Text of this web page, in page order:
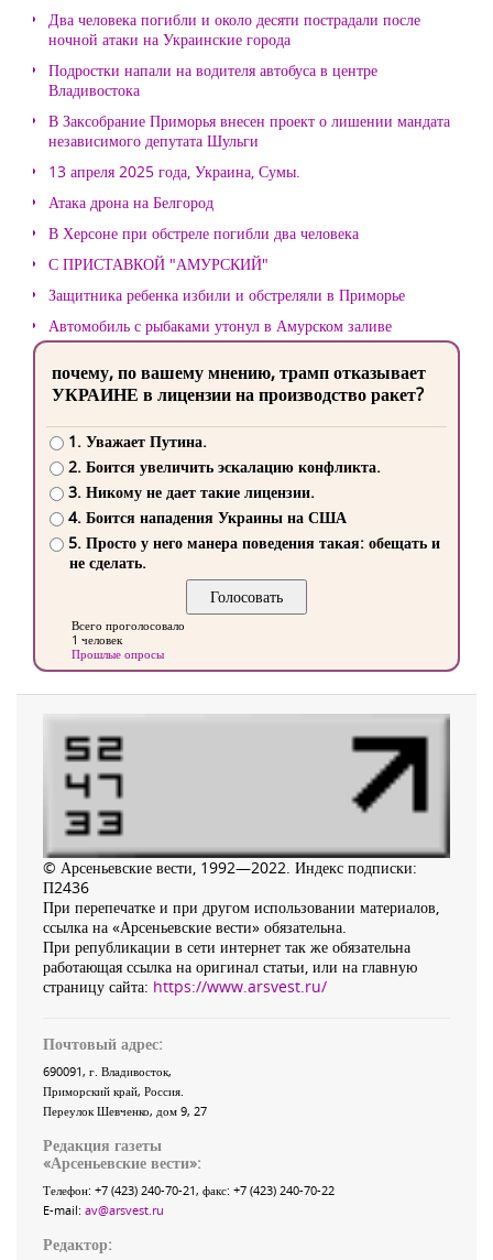
Два человека погибли и около десяти пострадали после
ночной атаки на Украинские города
Подростки напали на водителя автобуса в центре
Владивостока
В Заксобрание Приморья внесен проект о лишении мандата
независимого депутата Шульги
13 апреля 2025 года, Украина, Сумы.
Атака дрона на Белгород
В Херсоне при обстреле погибли два человека
С ПРИСТАВКОЙ "АМУРСКИЙ"
Защитника ребенка избили и обстреляли в Приморье
Автомобиль с рыбаками утонул в Амурском заливе
почему, по вашему мнению, трамп отказывает
УКРАИНЕ в лицензии на производство ракет?
1. Уважает Путина.
2. Боится увеличить эскалацию конфликта.
3. Никому не дает такие лицензии.
4. Боится нападения Украины на США
5. Просто у него манера поведения такая: обещать и
не сделать.
Всего проголосовало
1 человек
Прошлые опросы
© Арсеньевские вести, 1992—2022. Индекс подписки:
П2436
При перепечатке и при другом использовании материалов,
ссылка на «Арсеньевские вести» обязательна.
При републикации в сети интернет так же обязательна
работающая ссылка на оригинал статьи, или на главную
страницу сайта: https://www.arsvest.ru/
Почтовый адрес:
690091, г. Владивосток,
Приморский край, Россия
Переулок Шевченко, дом 9, 27
Редакция газеты
«Арсеньевские вести»:
Телефон: +7 (423) 240-70-21, факс: +7 (423) 240-70-22
E-mail: av@arsvest.ru
Редактор: